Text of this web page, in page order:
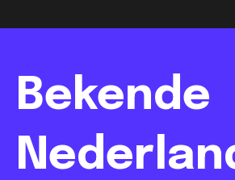
Bekende